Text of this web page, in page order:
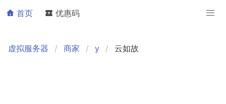
首页 优惠码
虚拟服务器 商家 y 云如故